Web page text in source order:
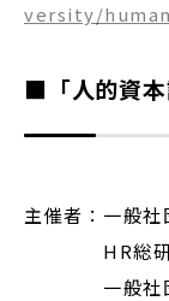
versity/
■「人的資
主催者：一般
HR総研（
一般社団法